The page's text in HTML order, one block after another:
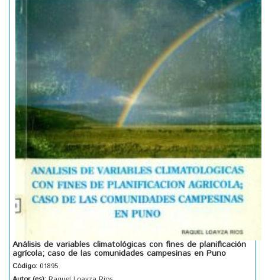
Análisis de variables climatológicas con fines de planificación
agrícola; caso de las comunidades campesinas en Puno
Código: 01895